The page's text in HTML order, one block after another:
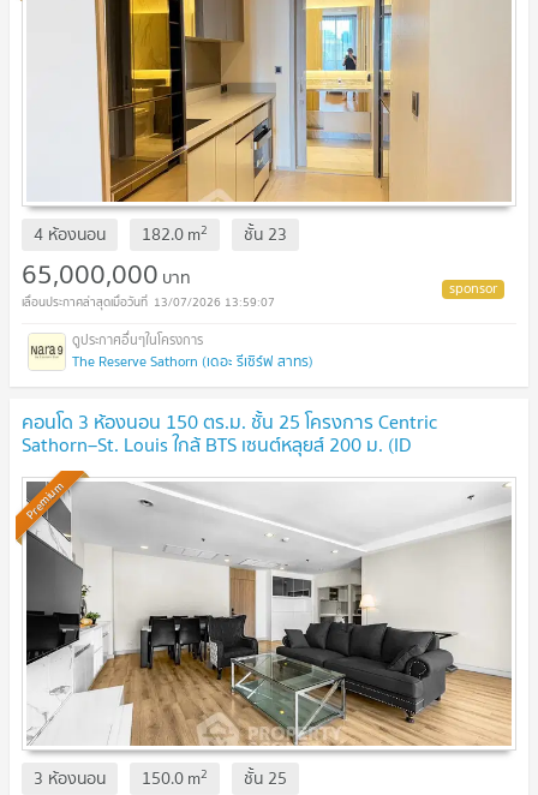
4 ห้องนอน 182.0m2 ชั้น 23
65,000,000 บาท
13/07/2026 13:59:07
The Reserve Sathorn (เดอะ รีเซิร์ฟ สาทร)
คอนโด 3 ห้องนอน 150 ตร.ม. ชั้น 25 โครงการ Centric
Sathorn–St. Louis ใกล้ BTS เซนต์หลุยส์ 200 ม. (ID
1414545)
Premium
3 ห้องนอน 150.0m2 ชั้น 25